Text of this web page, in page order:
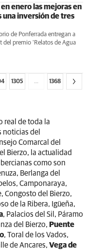
enero las mejoras en
una inversión de tres
de Ponferrada entregan a
del premio 'Relatos de Agua
1305 … 1368
real de toda la
noticias del
Comarcal del
Bierzo, la actualidad
como son
Berlanga del
Camponaraya,
Congosto del Bierzo,
de la Ribera, Igüeña,
, Palacios del Sil, Páramo
del Bierzo, Puente
, Toral de los Vados,
de Ancares, Vega de